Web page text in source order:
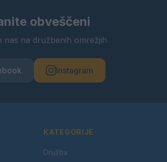
obveščeni
nas na družbenih omrežjih
Instagram
KATEGORIJE
Družba